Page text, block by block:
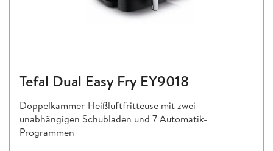
Tefal Dual Easy Fry EY9018
Doppelkammer-Heißluftfritteuse mit zwei
unabhängigen Schubladen und 7 Automatik-
Programmen